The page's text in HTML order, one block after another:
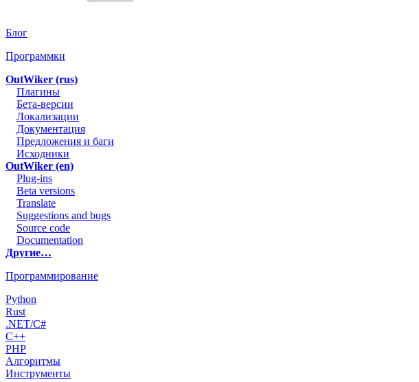
Блог
Программки
OutWiker (rus)
Плагины
Бета-версии
Локализации
Документация
Предложения и баги
Исходники
OutWiker (en)
Plug-ins
Beta versions
Translate
Suggestions and bugs
Source code
Documentation
Другие…
Программирование
Python
Rust
.NET/C#
C++
PHP
Алгоритмы
Инструменты